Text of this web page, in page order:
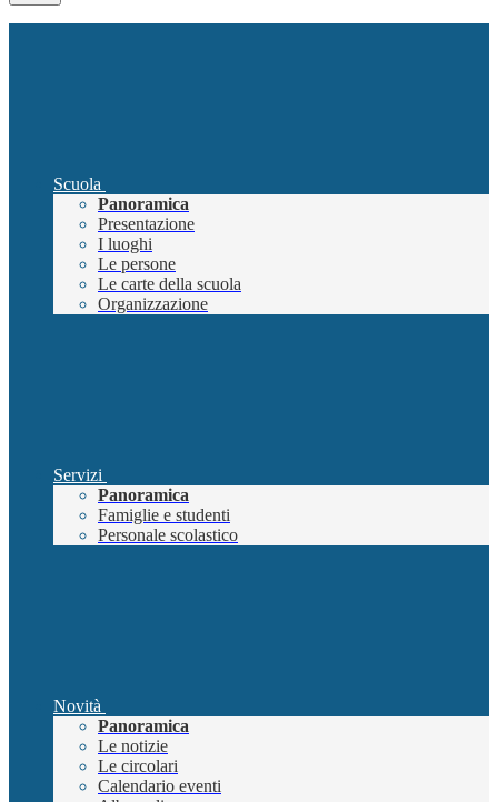
Scuola
Panoramica
Presentazione
I luoghi
Le persone
Le carte della scuola
Organizzazione
Servizi
Panoramica
Famiglie e studenti
Personale scolastico
Novità
Panoramica
Le notizie
Le circolari
Calendario eventi